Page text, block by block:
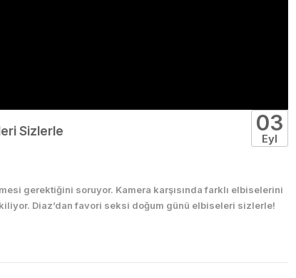
Sizlerle 03
Eyl
gerektiğini soruyor. Kamera karşısında farklı elbiselerini
Diaz’dan favori seksi doğum günü elbiseleri sizlerle!